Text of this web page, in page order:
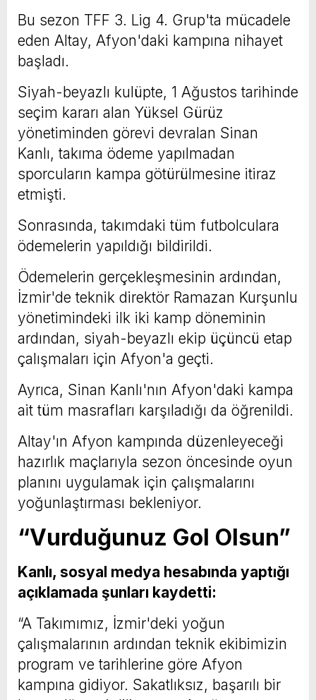
Bu sezon TFF 3. Lig 4. Grup'ta mücadele
eden Altay, Afyon'daki kampına nihayet
başladı.
Siyah-beyazlı kulüpte, 1 Ağustos tarihinde
seçim kararı alan Yüksel Gürüz
yönetiminden görevi devralan Sinan
Kanlı, takıma ödeme yapılmadan
sporcuların kampa götürülmesine itiraz
etmişti.
Sonrasında, takımdaki tüm futbolculara
ödemelerin yapıldığı bildirildi.
Ödemelerin gerçekleşmesinin ardından,
İzmir'de teknik direktör Ramazan Kurşunlu
yönetimindeki ilk iki kamp döneminin
ardından, siyah-beyazlı ekip üçüncü etap
çalışmaları için Afyon'a geçti.
Ayrıca, Sinan Kanlı'nın Afyon'daki kampa
ait tüm masrafları karşıladığı da öğrenildi.
Altay'ın Afyon kampında düzenleyeceği
hazırlık maçlarıyla sezon öncesinde oyun
planını uygulamak için çalışmalarını
yoğunlaştırması bekleniyor.
“Vurduğunuz Gol Olsun”
Kanlı, sosyal medya hesabında yaptığı
açıklamada şunları kaydetti:
“A Takımımız, İzmir'deki yoğun
çalışmalarının ardından teknik ekibimizin
program ve tarihlerine göre Afyon
kampına gidiyor. Sakatlıksız, başarılı bir